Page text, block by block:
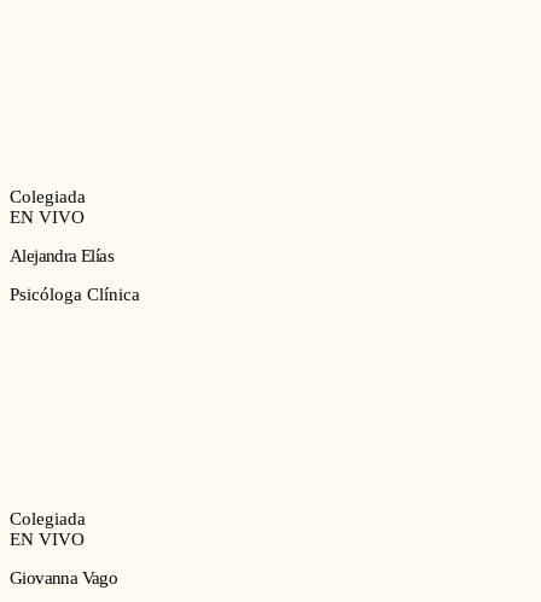
Colegiada
EN VIVO
Alejandra Elías
Psicóloga Clínica
Colegiada
EN VIVO
Giovanna Vago